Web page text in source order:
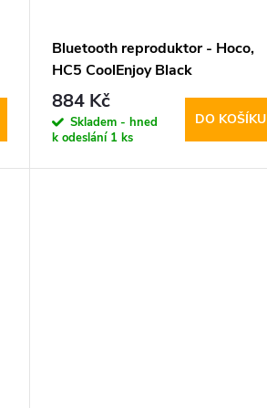
Bluetooth reproduktor - Hoco,
HC5 CoolEnjoy Black
884 Kč
Skladem - hned
k odeslání 1 ks
DO KOŠÍKU